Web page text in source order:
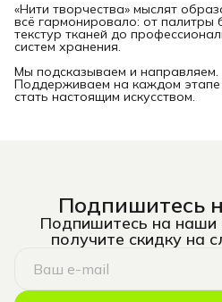
«Нити творчества» мыслят
всё гармонировало: от палитры
текстур тканей до
систем хранения.
Мы подсказываем и направляем.
Поддерживаем на каждом этапе
стать настоящим искусством.
Подпишитесь
Подпишитесь на наши
получите скидку на